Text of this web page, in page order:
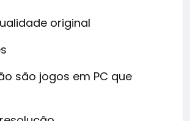
original
são jogos em PC que